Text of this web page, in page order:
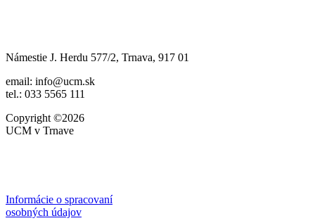
Námestie J. Herdu 577/2, Trnava, 917 01
email: info@ucm.sk
tel.: 033 5565 111
Copyright ©2026
UCM v Trnave
Informácie o spracovaní
osobných údajov